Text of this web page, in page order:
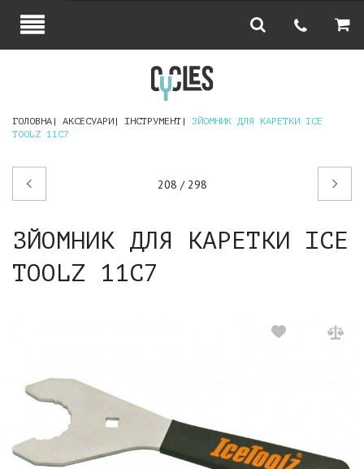
ГОЛОВНА АКСЕСУАРИ ІНСТРУМЕНТ
ЗЙОМНИК ДЛЯ КАРЕТКИ ICE
TOOLZ 11C7
208 / 298
Наступний
ЗЙОМНИК ДЛЯ КАРЕТКИ ICE
TOOLZ 11C7